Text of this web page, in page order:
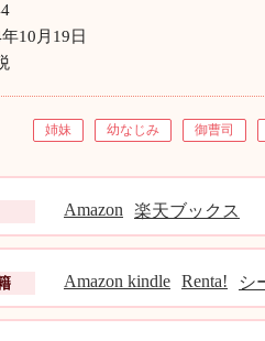
10月19日
姉妹 幼なじみ 御曹司
Amazon 楽天ブックス
Amazon kindle Renta! シ